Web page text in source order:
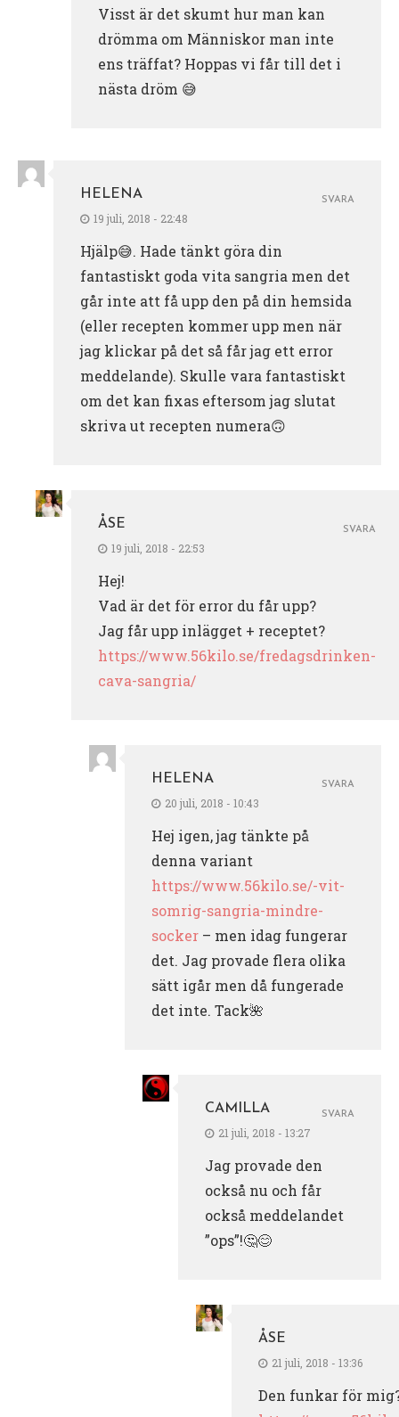
Visst är det skumt hur man kan
drömma om Människor man inte
ens träffat? Hoppas vi får till det i
nästa dröm 😅
HELENA
19 juli, 2018 - 22:48
Hjälp😅. Hade tänkt göra din
fantastiskt goda vita sangria men det
går inte att få upp den på din hemsida
(eller recepten kommer upp men när
jag klickar på det så får jag ett error
meddelande). Skulle vara fantastiskt
om det kan fixas eftersom jag slutat
skriva ut recepten numera🙃
SVARA
ÅSE
19 juli, 2018 - 22:53
Hej!
Vad är det för error du får upp?
Jag får upp inlägget + receptet?
https://www.56kilo.se/fredagsdrinken-
cava-sangria/
SVARA
HELENA
20 juli, 2018 - 10:43
Hej igen, jag tänkte på
denna variant
https://www.56kilo.se/-vit-
somrig-sangria-mindre-
socker – men idag fungerar
det. Jag provade flera olika
sätt igår men då fungerade
det inte. Tack🌺
SVARA
CAMILLA
21 juli, 2018 - 13:27
Jag provade den
också nu och får
också meddelandet
”ops”!🤔😊
SVARA
ÅSE
21 juli, 2018 - 13:36
Den funkar för